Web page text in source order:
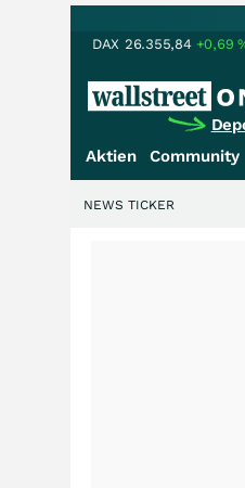
DAX 26.355,84 +0,69
Aktien Community
NEWS TICKER